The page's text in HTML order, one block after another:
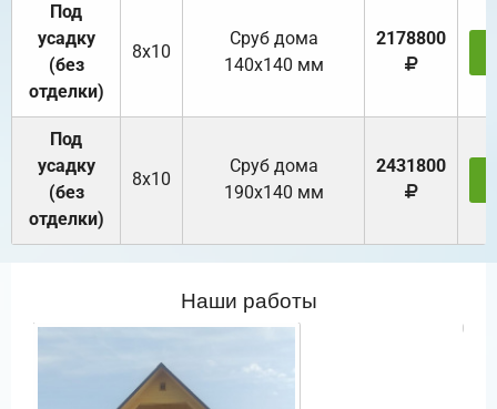
Под
усадку
(без
отделки)
8х10
Cруб дома
140х140 мм
2178800
Под
усадку
(без
отделки)
8х10
Cруб дома
190х140 мм
2431800
Наши работы